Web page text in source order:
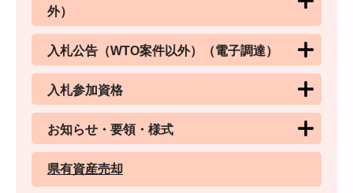
外）
入札公告（WTO案件以外）（電子調達）
入札参加資格
お知らせ・要領・様式
県有資産売却